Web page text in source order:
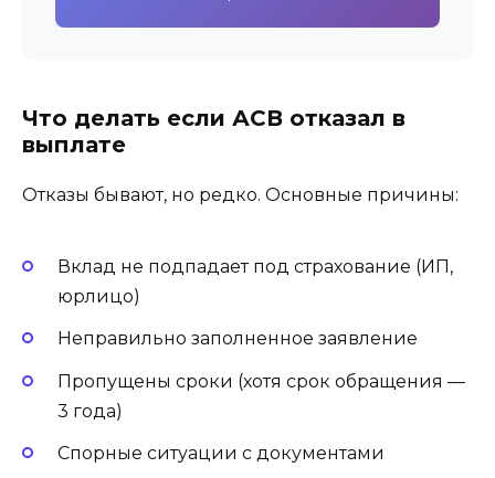
Что делать если АСВ отказал в
выплате
Отказы бывают, но редко. Основные причины:
Вклад не подпадает под страхование (ИП,
юрлицо)
Неправильно заполненное заявление
Пропущены сроки (хотя срок обращения —
3 года)
Спорные ситуации с документами